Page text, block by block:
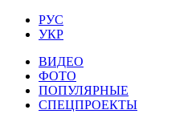
РУС
УКР
ВИДЕО
ФОТО
ПОПУЛЯРНЫЕ
СПЕЦПРОЕКТЫ